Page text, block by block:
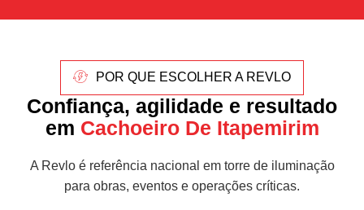
POR QUE ESCOLHER A REVLO
Confiança, agilidade e resultado
em Cachoeiro De Itapemirim
A Revlo é referência nacional em torre de iluminação
para obras, eventos e operações críticas.